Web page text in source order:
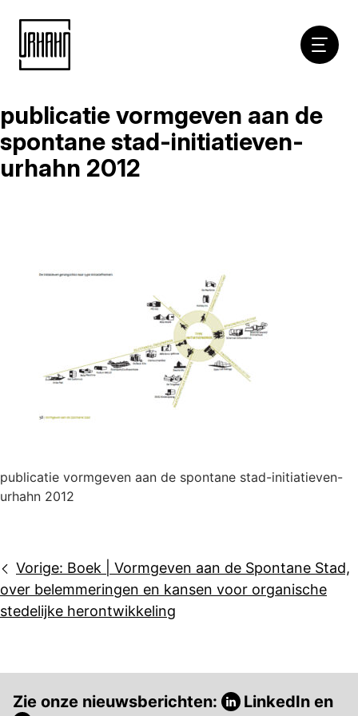
Naar
inhoud
publicatie vormgeven aan de
spontane stad-initiatieven-
urhahn 2012
publicatie vormgeven aan de spontane stad-initiatieven-
urhahn 2012
Bericht
navigatie
Vorige: Boek | Vormgeven aan de Spontane Stad,
over belemmeringen en kansen voor organische
stedelijke herontwikkeling
Zie onze nieuwsberichten: LinkedIn en